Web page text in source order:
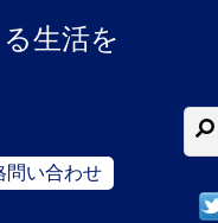
生活を
問い合わせ